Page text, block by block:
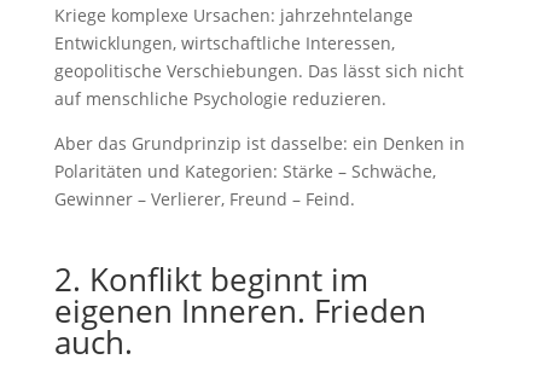
Kriege komplexe Ursachen: jahrzehntelange
Entwicklungen, wirtschaftliche Interessen,
geopolitische Verschiebungen. Das lässt sich nicht
auf menschliche Psychologie reduzieren.
Aber das Grundprinzip ist dasselbe: ein Denken in
Polaritäten und Kategorien: Stärke – Schwäche,
Gewinner – Verlierer, Freund – Feind.
2. Konflikt beginnt im
eigenen Inneren. Frieden
auch.